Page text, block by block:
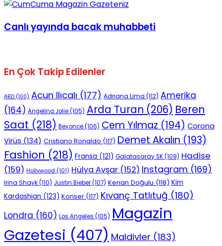
Canlı yayında bacak muhabbeti
En Çok Takip Edilenler
ABD (100) Acun Ilıcalı (177) Adriana Lima (112) Amerika
(164) Angelina Jolie(105) Arda Turan (206) Beren
Saat (218) Beyonce(106) Cem Yılmaz (194) Corona
Virüs (134) Cristiano Ronaldo (117) Demet Akalın (193)
Fashion (218) Fransa (121) Galatasaray SK(109) Hadise
(159) Hollywood (101) Hülya Avşar (152) Instagram (169)
Irina Shayk(110) Justin Bieber(107) Kenan Doğulu (118) Kim
Kardashian (123) Konser (117) Kıvanç Tatlıtuğ (180)
Londra (160) Los Angeles (105) Magazin
Gazetesi (407) Maldivler (183)